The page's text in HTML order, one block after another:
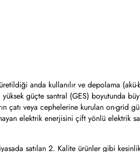
anda kullanılır ve depolama
yüksek güçte santral (GES) boyutunda
çatı veya cephelerine kurulan on-grid
elektrik enerjisini çift yönlü elektrik
satılan 2. Kalite ürünler gibi